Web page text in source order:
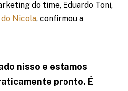
do time, Eduardo Toni,
do Nicola, confirmou a
nisso e estamos
pronto. É